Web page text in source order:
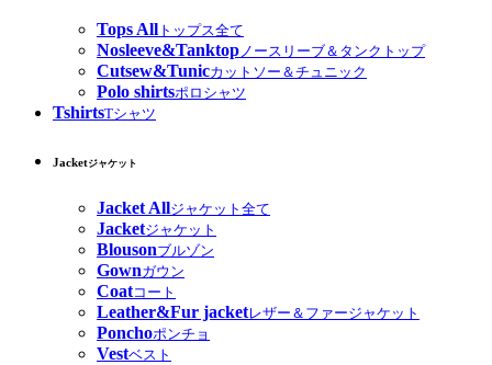
Tops All トップス全て
Nosleeve&Tanktopノースリーブ＆タンクトップ
Cutsew&Tunicカットソー＆チュニック
Polo shirtsポロシャツ
TshirtsTシャツ
Jacketジャケット
Jacket Allジャケット全て
Jacketジャケット
Blousonブルゾン
Gownガウン
Coatコート
Leather&Fur jacketレザー＆ファージャケット
Ponchoポンチョ
Vestベスト